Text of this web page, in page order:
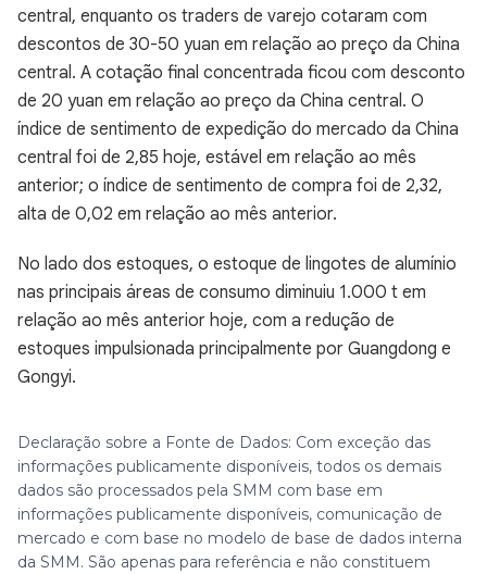
central, enquanto os traders de varejo cotaram com
descontos de 30-50 yuan em relação ao preço da China
central. A cotação final concentrada ficou com desconto
de 20 yuan em relação ao preço da China central. O
índice de sentimento de expedição do mercado da China
central foi de 2,85 hoje, estável em relação ao mês
anterior; o índice de sentimento de compra foi de 2,32,
alta de 0,02 em relação ao mês anterior.
No lado dos estoques, o estoque de lingotes de alumínio
nas principais áreas de consumo diminuiu 1.000 t em
relação ao mês anterior hoje, com a redução de
estoques impulsionada principalmente por Guangdong e
Gongyi.
Declaração sobre a Fonte de Dados: Com exceção das
informações publicamente disponíveis, todos os demais
dados são processados pela SMM com base em
informações publicamente disponíveis, comunicação de
mercado e com base no modelo de base de dados interna
da SMM. São apenas para referência e não constituem